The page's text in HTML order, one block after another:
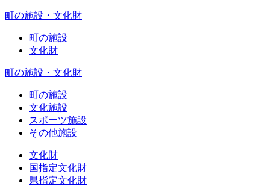
町の施設・文化財
町の施設
文化財
町の施設・文化財
町の施設
文化施設
スポーツ施設
その他施設
文化財
国指定文化財
県指定文化財